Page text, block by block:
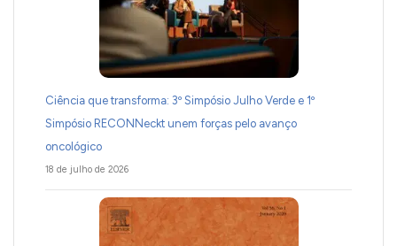
Ciência que transforma: 3º Simpósio Julho Verde e 1º
Simpósio RECONNeckt unem forças pelo avanço
oncológico
18 de julho de 2026